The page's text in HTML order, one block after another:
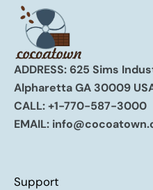
ADDRESS: 625 Sims
Alpharetta GA 30009
CALL:+1-770-587-3000
EMAIL:
Support